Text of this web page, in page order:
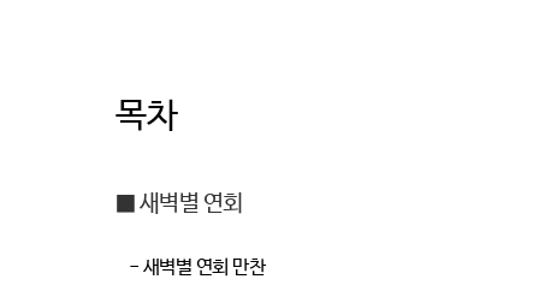
목차
■ 새벽별 연회
- 새벽별 연회 만찬